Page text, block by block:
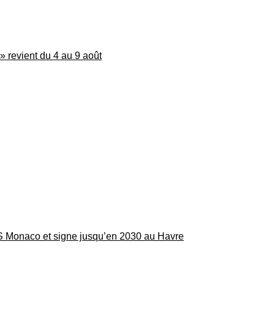
revient du 4 au 9 août
Monaco et signe jusqu’en 2030 au Havre